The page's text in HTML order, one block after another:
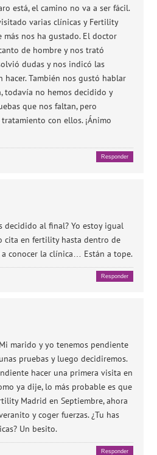
está, el camino no va a ser fácil.
varias clínicas y Fertility
más nos ha gustado. El doctor
de hombre y nos trató
dudas y nos indicó las
hacer. También nos gustó hablar
todavía no hemos decidido y
que nos faltan, pero
con ellos. ¡Ánimo
Responder
decidido al final? Yo estoy igual
cita en fertility hasta dentro de
a conocer la clínica… Están a tope.
Responder
marido y yo tenemos pendiente
pruebas y luego decidiremos.
hacer una primera visita en
ya dije, lo más probable es que
Madrid en Septiembre, ahora
y coger fuerzas. ¿Tu has
Un besito.
Responder